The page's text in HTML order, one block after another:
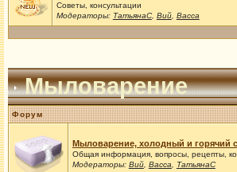
Советы, консультации
Модераторы: ТатьянаС, Вий, Васса
Мыловарение
Форум
Мыловарение, холодный и горячий
Общая информация, вопросы, рецепты,
Модераторы: Вий, Васса ТатьянаС